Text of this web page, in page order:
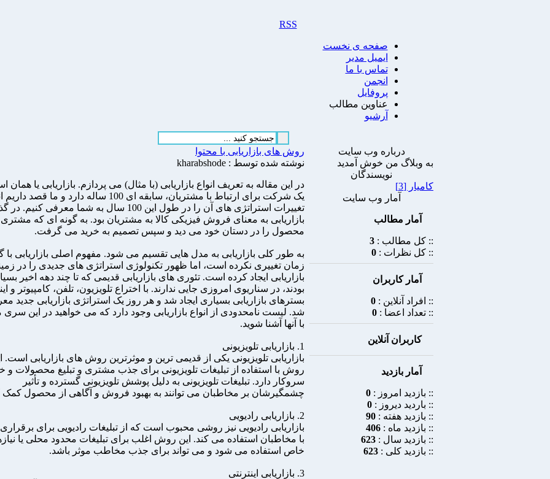
RSS
صفحه ی نخست
ایمیل مدیر
تماس با ما
انجمن
پروفایل
عناوین مطالب
آرشیو
درباره وب سايت
به وبلاگ من خوش آمدید
نویسندگان
کامیار [3]
آمار وب سایت
آمار مطالب
:: کل مطالب : 3
:: کل نظرات : 0
آمار کاربران
:: افراد آنلاین : 0
:: تعداد اعضا : 0
کاربران آنلاین
آمار بازدید
:: بازدید امروز : 0
:: باردید دیروز : 0
:: بازدید هفته : 90
:: بازدید ماه : 406
:: بازدید سال : 623
:: بازدید کلی : 623
روش های بازاریابی با محتوا
نوشته شده توسط : kharabshode
در این مقاله به تعریف انواع بازاریابی (با مثال) می پردازم. بازاریابی یا همان
یک شرکت برای ارتباط با مشتریان، سابقه ای 100 ساله دارد و ما
تغییرات استراتژی های آن را در طول این 100 سال به شما معرفی
بازاریابی به معنای فروش فیزیکی کالا به مشتریان بود. به گونه ای که مشتری
محصول را در دستان خود می دید و سپس تصمیم به خرید می گرفت.
به طور کلی بازاریابی به مدل هایی تقسیم می شود. مفهوم اصلی بازاریابی
زمان تغییری نکرده است، اما ظهور تکنولوژی استراتژی های جدیدی را در
بازاریابی ایجاد کرده است. تئوری های بازاریابی قدیمی که تا چند دهه اخیر
بودند، در سناریوی امروزی جایی ندارند. با اختراع تلویزیون، تلفن، کامپیوتر و
بسترهای بازاریابی بسیاری ایجاد شد و هر روز یک استراتژی بازاریابی جدید
شد. لیست نامحدودی از انواع بازاریابی وجود دارد که می خواهید در این سری
با آنها آشنا شوید.
1. بازاریابی تلویزیونی
بازاریابی تلویزیونی یکی از قدیمی ترین و موثرترین روش های بازاریابی است.
روش با استفاده از تبلیغات تلویزیونی برای جذب مشتری و تبلیغ محصولات و
سروکار دارد. تبلیغات تلویزیونی به دلیل پوشش تلویزیونی گسترده و تأثیر
چشمگیرشان بر مخاطبان می توانند به بهبود فروش و آگاهی از محصول کمک
2. بازاریابی رادیویی
بازاریابی رادیویی نیز روشی محبوب است که از تبلیغات رادیویی برای برقراری
با مخاطبان استفاده می کند. این روش اغلب برای تبلیغات محدود محلی یا
خاص استفاده می شود و می تواند برای جذب مخاطب موثر باشد.
3. بازاریابی اینترنتی